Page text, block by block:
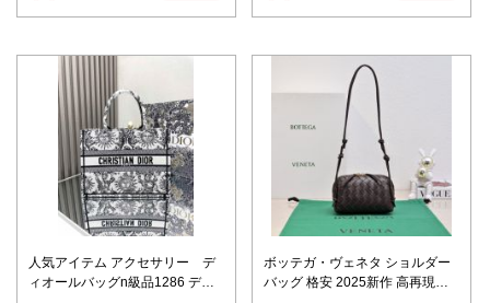
人気アイテム アクセサリー デ
ィオールバッグn級品1286 ディ
ボッテガ・ヴェネタ ショルダー
バッグ 格安 2025新作 高再現度